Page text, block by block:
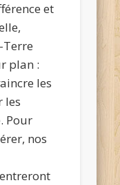
et
Terre
plan :
les
les
Pour
nos